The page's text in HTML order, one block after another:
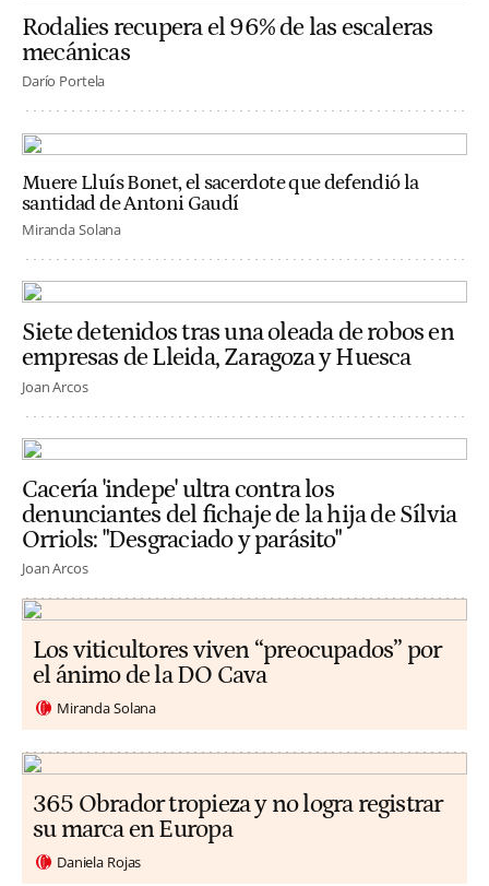
Rodalies recupera el 96% de las escaleras
mecánicas
Darío Portela
Muere Lluís Bonet, el sacerdote que defendió la
santidad de Antoni Gaudí
Miranda Solana
Siete detenidos tras una oleada de robos en
empresas de Lleida, Zaragoza y Huesca
Joan Arcos
Cacería 'indepe' ultra contra los
denunciantes del fichaje de la hija de Sílvia
Orriols: "Desgraciado y parásito"
Joan Arcos
Los viticultores viven “preocupados” por
el ánimo de la DO Cava
Miranda Solana
365 Obrador tropieza y no logra registrar
su marca en Europa
Daniela Rojas